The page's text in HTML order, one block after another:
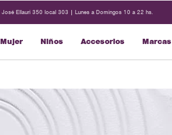
Mujer Niños Accesorios Marcas
José Ellauri 350 local 303 | Lunes a Domingos 10 a 22 hs.